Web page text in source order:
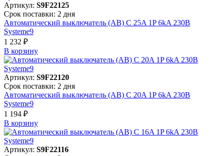
Артикул: S9F22125
Срок поставки: 2 дня
Автоматический выключатель (АВ) C 25A 1P 6kA 230В
Systeme9
1 232 ₽
В корзинy
Артикул: S9F22120
Срок поставки: 2 дня
Автоматический выключатель (АВ) C 20A 1P 6kA 230В
Systeme9
1 194 ₽
В корзинy
Артикул: S9F22116